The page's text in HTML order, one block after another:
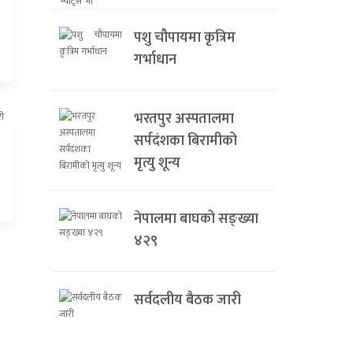
पशु चौपायमा कृत्रिम
गर्भाधान
भरतपुर अस्पतालमा
सर्पदंशका बिरामीको
मृत्यु शून्य
नेपालमा बाघको सङ्ख्या
४२९
सर्वदलीय बैठक जारी